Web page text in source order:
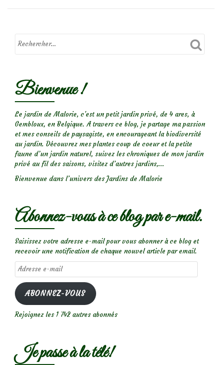
Papillon
:
azuré
Bienvenue !
Le jardin de Malorie, c'est un petit jardin privé, de 4 ares, à
Gembloux, en Belgique. A travers ce blog, je partage ma passion
et mes conseils de paysagiste, en encourageant la biodiversité
au jardin. Découvrez mes plantes coup de coeur et la petite
faune d’un jardin naturel, suivez les chroniques de mon jardin
privé au fil des saisons, visitez d’autres jardins,...
Bienvenue dans l’univers des Jardins de Malorie
Abonnez-vous à ce blog par e-mail.
Saisissez votre adresse e-mail pour vous abonner à ce blog et
recevoir une notification de chaque nouvel article par email.
Adresse
e-
mail
ABONNEZ-VOUS
Rejoignez les 1 742 autres abonnés
Je passe à la télé!